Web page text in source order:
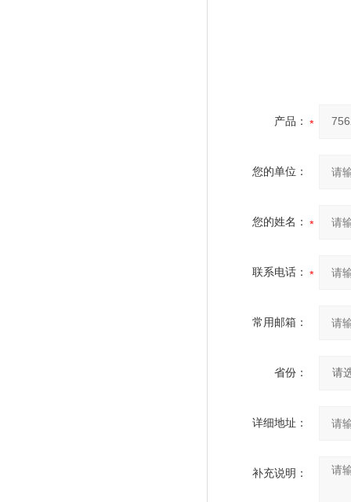
产品：
您的单位：
您的姓名：
联系电话：
常用邮箱：
省份：
详细地址：
补充说明：